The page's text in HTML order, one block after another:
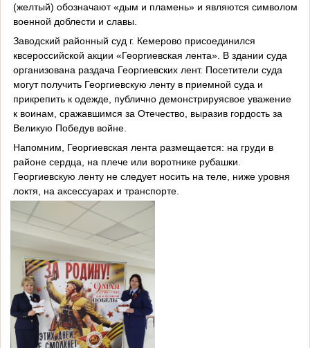
(желтый) обозначают «дым и пламень» и являются символом
военной доблести и славы.
Заводский районный суд г. Кемерово присоединился
квсероссийской акции «Георгиевская лента». В здании суда
организована раздача Георгиевских лент. Посетители суда
могут получить Георгиевскую ленту в приемной суда и
прикрепить к одежде, публично демонстрируясвое уважение
к воинам, сражавшимся за Отечество, выразив гордость за
Великую Победув войне.
Напомним, Георгиевская лента размещается: на груди в
районе сердца, на плече или воротнике рубашки.
Георгиевскую ленту не следует носить на теле, ниже уровня
локтя, на аксессуарах и транспорте.